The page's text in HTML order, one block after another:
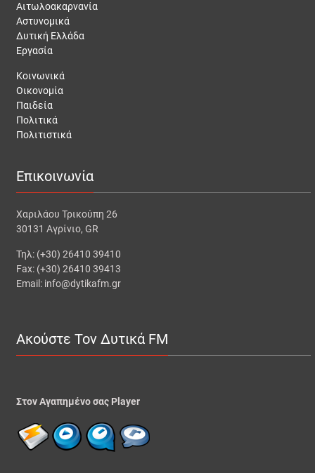
Αιτωλοακαρνανία
Αστυνομικά
Δυτική Ελλάδα
Εργασία
Κοινωνικά
Οικονομία
Παιδεία
Πολιτικά
Πολιτιστικά
Επικοινωνία
Χαριλάου Τρικούπη 26
30131 Αγρίνιο, GR
Τηλ: (+30) 26410 39410
Fax: (+30) 26410 39413
Email: info@dytikafm.gr
Ακούστε Τον Δυτικά FM
Στον Αγαπημένο σας Player